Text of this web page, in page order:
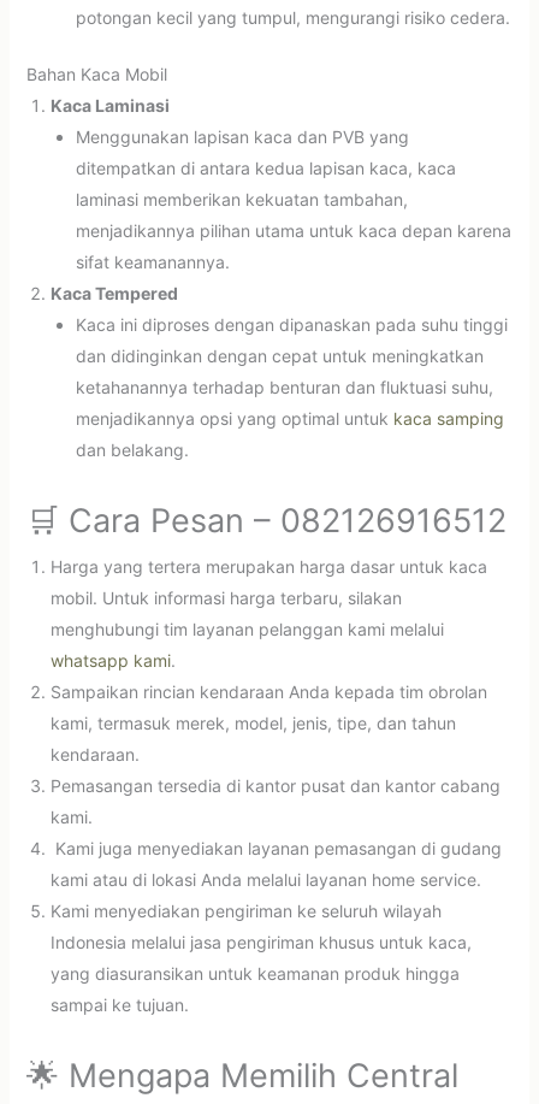
potongan kecil yang tumpul, mengurangi risiko cedera.
Bahan Kaca Mobil
Kaca Laminasi
Menggunakan lapisan kaca dan PVB yang
ditempatkan di antara kedua lapisan kaca, kaca
laminasi memberikan kekuatan tambahan,
menjadikannya pilihan utama untuk kaca depan karena
sifat keamanannya.
Kaca Tempered
Kaca ini diproses dengan dipanaskan pada suhu tinggi
dan didinginkan dengan cepat untuk meningkatkan
ketahanannya terhadap benturan dan fluktuasi suhu,
menjadikannya opsi yang optimal untuk kaca samping
dan belakang.
🛒 Cara Pesan – 082126916512
Harga yang tertera merupakan harga dasar untuk kaca
mobil. Untuk informasi harga terbaru, silakan
menghubungi tim layanan pelanggan kami melalui
whatsapp kami.
Sampaikan rincian kendaraan Anda kepada tim obrolan
kami, termasuk merek, model, jenis, tipe, dan tahun
kendaraan.
Pemasangan tersedia di kantor pusat dan kantor cabang
kami.
Kami juga menyediakan layanan pemasangan di gudang
kami atau di lokasi Anda melalui layanan home service.
Kami menyediakan pengiriman ke seluruh wilayah
Indonesia melalui jasa pengiriman khusus untuk kaca,
yang diasuransikan untuk keamanan produk hingga
sampai ke tujuan.
🌟 Mengapa Memilih Central